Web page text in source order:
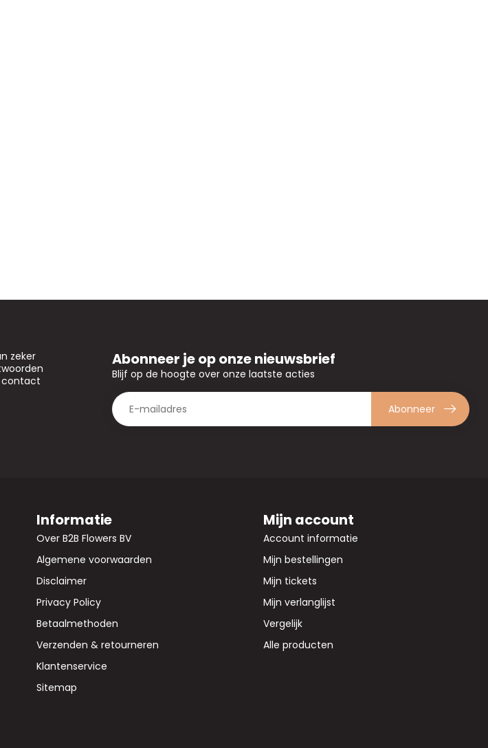
zeker
contact
Abonneer je op onze nieuwsbrief
Blijf op de hoogte over onze laatste acties
Abonneer
Informatie
Over B2B Flowers BV
Algemene voorwaarden
Disclaimer
Privacy Policy
Betaalmethoden
Verzenden & retourneren
Klantenservice
Sitemap
Mijn account
Account informatie
Mijn bestellingen
Mijn tickets
Mijn verlanglijst
Vergelijk
Alle producten